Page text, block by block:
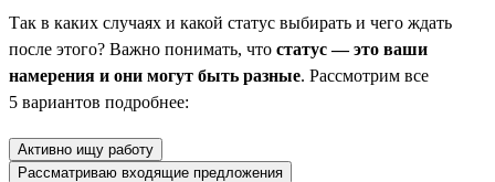
Так в каких случаях и какой статус выбирать и чего ждать
после этого? Важно понимать, что статус — это ваши
намерения и они могут быть разные. Рассмотрим все
5 вариантов подробнее:
Активно ищу работу
Рассматриваю входящие предложения